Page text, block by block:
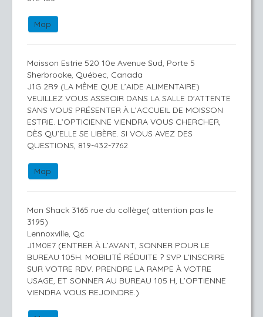
Map
Moisson Estrie 520 10e Avenue Sud, Porte 5
Sherbrooke, Québec, Canada
J1G 2R9 (LA MÊME QUE L’AIDE ALIMENTAIRE)
VEUILLEZ VOUS ASSEOIR DANS LA SALLE D'ATTENTE
SANS VOUS PRÉSENTER À L’ACCUEIL DE MOISSON
ESTRIE. L’OPTICIENNE VIENDRA VOUS CHERCHER,
DÈS QU’ELLE SE LIBÈRE. SI VOUS AVEZ DES
QUESTIONS, 819-432-7762
Map
Mon Shack 3165 rue du collège( attention pas le
3195)
Lennoxville, Qc
J1M0E7 (ENTRER À L’AVANT, SONNER POUR LE
BUREAU 105H. MOBILITÉ RÉDUITE ? SVP L’INSCRIRE
SUR VOTRE RDV. PRENDRE LA RAMPE À VOTRE
USAGE, ET SONNER AU BUREAU 105 H, L’OPTIENNE
VIENDRA VOUS REJOINDRE.)